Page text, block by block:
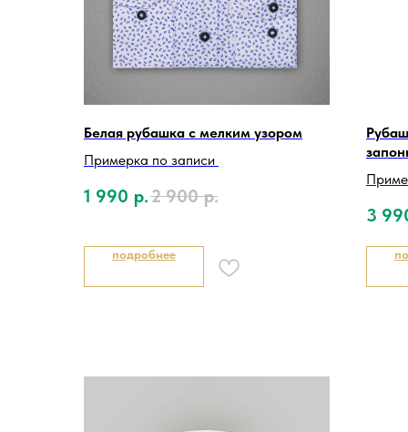
Белая рубашка с мелким узором
Примерка по записи
1 990 р.2 900 р.
подробнее
3